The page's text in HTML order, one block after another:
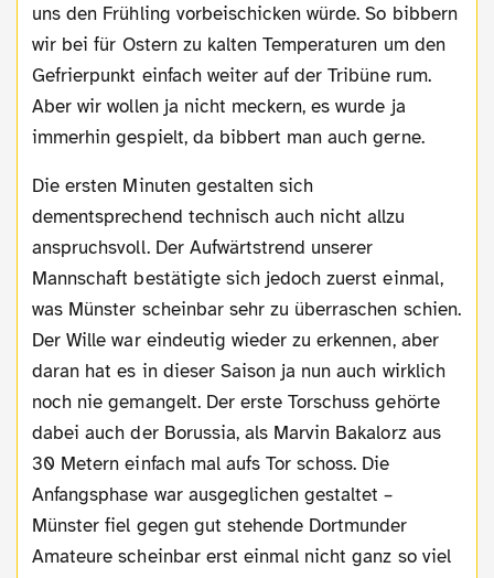
uns den Frühling vorbeischicken würde. So bibbern
wir bei für Ostern zu kalten Temperaturen um den
Gefrierpunkt einfach weiter auf der Tribüne rum.
Aber wir wollen ja nicht meckern, es wurde ja
immerhin gespielt, da bibbert man auch gerne.
Die ersten Minuten gestalten sich
dementsprechend technisch auch nicht allzu
anspruchsvoll. Der Aufwärtstrend unserer
Mannschaft bestätigte sich jedoch zuerst einmal,
was Münster scheinbar sehr zu überraschen schien.
Der Wille war eindeutig wieder zu erkennen, aber
daran hat es in dieser Saison ja nun auch wirklich
noch nie gemangelt. Der erste Torschuss gehörte
dabei auch der Borussia, als Marvin Bakalorz aus
30 Metern einfach mal aufs Tor schoss. Die
Anfangsphase war ausgeglichen gestaltet –
Münster fiel gegen gut stehende Dortmunder
Amateure scheinbar erst einmal nicht ganz so viel